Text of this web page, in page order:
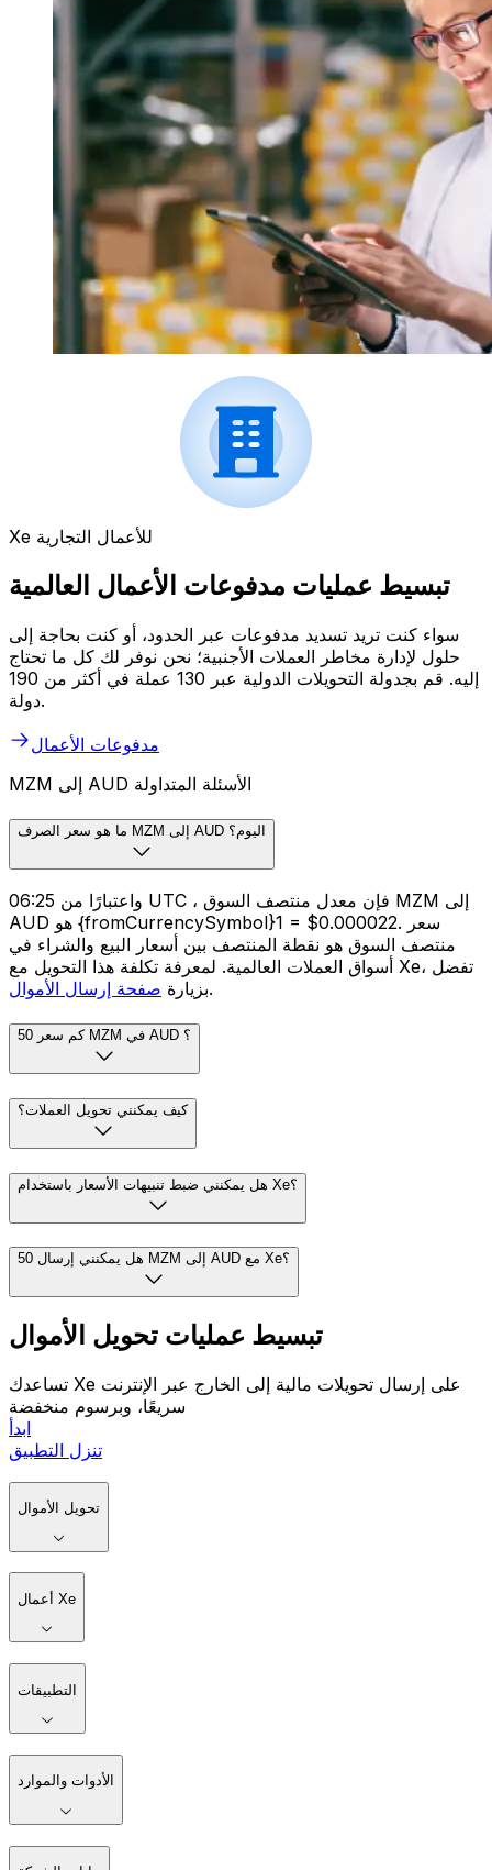
Xe للأعمال التجارية
تبسيط عمليات مدفوعات الأعمال العالمية
سواء كنت تريد تسديد مدفوعات عبر الحدود، أو كنت بحاجة إلى
حلول لإدارة مخاطر العملات الأجنبية؛ نحن نوفر لك كل ما تحتاج
إليه. قم بجدولة التحويلات الدولية عبر 130 عملة في أكثر من 190
دولة.
مدفوعات الأعمال
MZM إلى AUD الأسئلة المتداولة
ما هو سعر الصرف MZM إلى AUD اليوم؟
واعتبارًا من 06:25 UTC ، فإن معدل منتصف السوق MZM إلى
AUD هو {fromCurrencySymbol}1 = $0.000022. سعر
منتصف السوق هو نقطة المنتصف بين أسعار البيع والشراء في
أسواق العملات العالمية. لمعرفة تكلفة هذا التحويل مع Xe، تفضل
بزيارة صفحة إرسال الأموال .
كم سعر 50 MZM في AUD ؟
كيف يمكنني تحويل العملات؟
هل يمكنني ضبط تنبيهات الأسعار باستخدام Xe؟
هل يمكنني إرسال 50 MZM إلى AUD مع Xe؟
تبسيط عمليات تحويل الأموال
تساعدك Xe على إرسال تحويلات مالية إلى الخارج عبر الإنترنت
سريعًا، وبرسوم منخفضة
ابدأ
تنزل التطبيق
تحويل الأموال
أعمال Xe
التطبيقات
الأدوات والموارد